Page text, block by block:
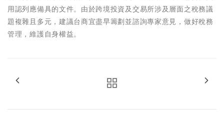
用認列應備具的文件。由於跨境投資及交易所涉及層面之稅務議
題複雜且多元，建議台商宜盡早籌劃並諮詢專家意見，做好稅務
管理，維護自身權益。